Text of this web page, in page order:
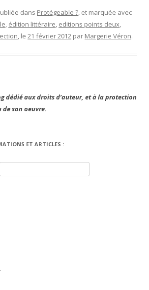
dans Protégeable ?, et marquée avec
, édition littéraire, editions points deux,
, le 21 février 2012 par Margerie Véron.
dédié aux droits d’auteur, et à la protection
son oeuvre.
ET ARTICLES :